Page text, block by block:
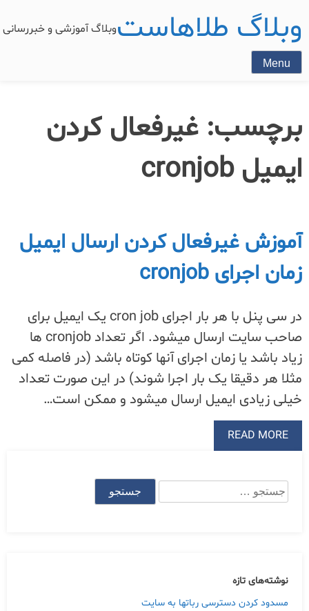
وبلاگ طلاهاستوبلاگ آموزشی و
Menu
برچسب: غیرفعال کردن
ایمیل cronjob
آموزش غیرفعال کردن ارسال ایمیل
زمان اجرای cronjob
در سی پنل با هر بار اجرای cron job یک ایمیل برای
صاحب سایت ارسال میشود. اگر تعداد cronjob ها
زیاد باشد یا زمان اجرای آنها کوتاه باشد (در فاصله کمی
مثلا هر دقیقا یک بار اجرا شوند) در این صورت تعداد
خیلی زیادی ایمیل ارسال میشود و ممکن است…
READ MORE
جستجو
برای:
نوشته‌های تازه
مسدود کردن دسترسی رباتها به سایت